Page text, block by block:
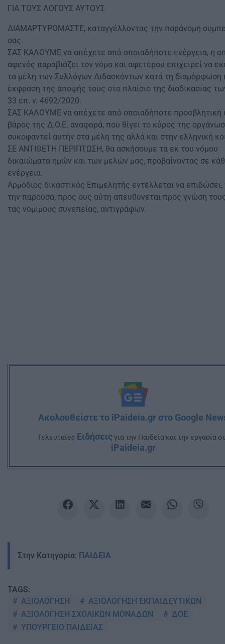
ΓΙΑ ΤΟΥΣ ΛΟΓΟΥΣ ΑΥΤΟΥΣ
ΔΙΑΜΑΡΤΥΡΟΜΑΣΤΕ, καταγγέλλοντας την παράνομη
σας.
ΣΑΣ ΚΑΛΟΥΜΕ να απέχετε από οποιαδήποτε ενέργεια, η
αφενός παραβιάζει τον νόμο και αφετέρου επιχειρεί να
τα μέλη των Συλλόγων Διδασκόντων κατά τη διαμόρφωση
έκφραση της άποψής τους στο πλαίσιο της διαδικασίας
33 επ. ν. 4692/2020.
ΣΑΣ ΚΑΛΟΥΜΕ να απέχετε από οποιαδήποτε προσβλητική
βάρος της Δ.Ο.Ε. αναφορά, που θίγει το κύρος της
συκοφαντεί αυτήν στα μέλη της αλλά και στην ελληνική
ΣΕ ΑΝΤΙΘΕΤΗ ΠΕΡΙΠΤΩΣΗ, θα ασκήσουμε τα εκ του νόμου
δικαιώματα ημών και των μελών μας, προβαίνοντας σε
ενέργεια.
Αρμόδιος δικαστικός Επιμελητής εντέλλεται να
την παρούσα, προς ους αύτη απευθύνεται προς γνώση
τας νομίμους συνεπείας, αντιγράφων.
Ακολουθείστε το iPaideia.gr στο Google
Tελευταίες Ειδήσειςγια την Παιδεία και την εργασία
iPaideia.gr
Στην Κατηγορία: ΠΑΙΔΕΙΑ
TAGS:
ΑΞΙΟΛΟΓΗΣΗ
ΑΞΙΟΛΟΓΗΣΗ ΕΚΠΑΙΔΕΥΤΙΚΩΝ
ΑΞΙΟΛΟΓΗΣΗ ΣΧΟΛΙΚΩΝ ΜΟΝΑΔΩΝ
ΔΟΕ
ΥΠΟΥΡΓΕΙΟ ΠΑΙΔΕΙΑΣ